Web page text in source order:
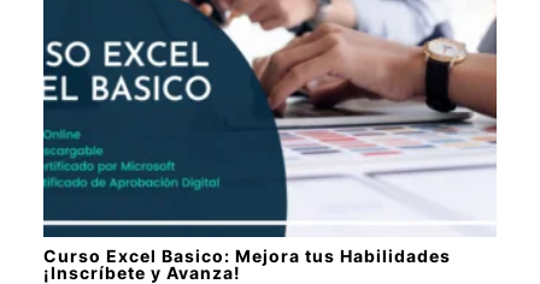
Curso Excel Basico: Mejora tus Habilidades
¡Inscríbete y Avanza!